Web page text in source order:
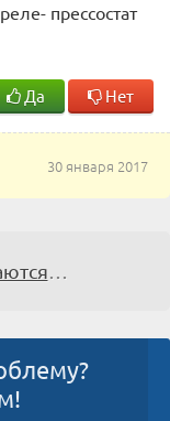
прессостат
Да Нет
30 января 2017